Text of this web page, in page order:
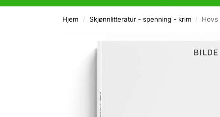
Hjem / Skjønnlitteratur - spenning - krim / Hovs